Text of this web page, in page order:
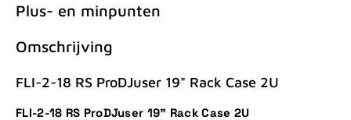
Plus- en minpunten
Omschrijving
FLI-2-18 RS ProDJuser 19" Rack Case 2U
FLI-2-18 RS ProDJuser 19" Rack Case 2U